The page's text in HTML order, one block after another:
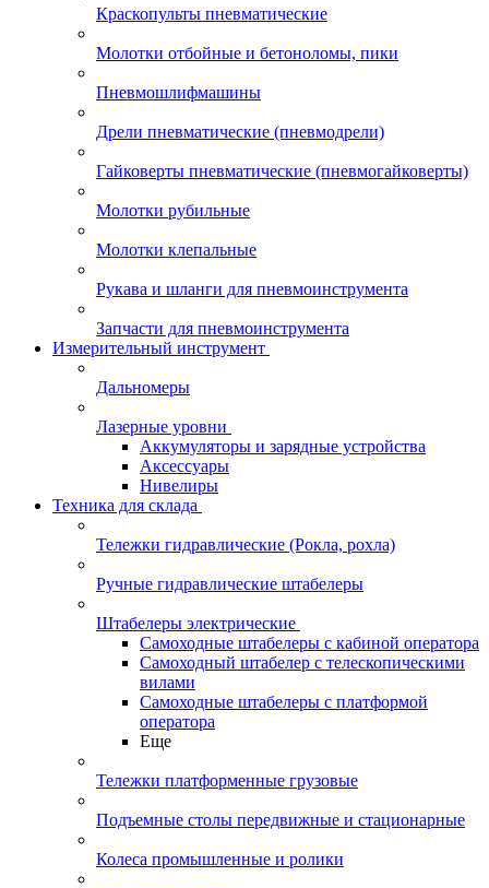
Краскопульты пневматические
Молотки отбойные и бетоноломы, пики
Пневмошлифмашины
Дрели пневматические (пневмодрели)
Гайковерты пневматические (пневмогайковерты)
Молотки рубильные
Молотки клепальные
Рукава и шланги для пневмоинструмента
Запчасти для пневмоинструмента
Измерительный инструмент
Дальномеры
Лазерные уровни
Аккумуляторы и зарядные устройства
Аксессуары
Нивелиры
Техника для склада
Тележки гидравлические (Рокла, рохла)
Ручные гидравлические штабелеры
Штабелеры электрические
Самоходные штабелеры с кабиной оператора
Самоходный штабелер с телескопическими
вилами
Самоходные штабелеры с платформой
оператора
Еще
Тележки платформенные грузовые
Подъемные столы передвижные и стационарные
Колеса промышленные и ролики